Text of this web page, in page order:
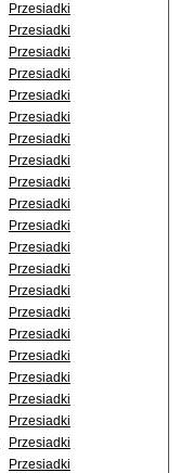
Przesiadki
Przesiadki
Przesiadki
Przesiadki
Przesiadki
Przesiadki
Przesiadki
Przesiadki
Przesiadki
Przesiadki
Przesiadki
Przesiadki
Przesiadki
Przesiadki
Przesiadki
Przesiadki
Przesiadki
Przesiadki
Przesiadki
Przesiadki
Przesiadki
Przesiadki